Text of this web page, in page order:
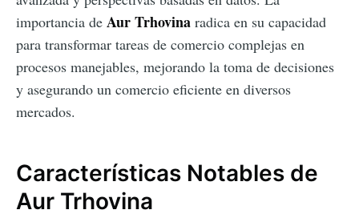
importancia de Aur Trhovina radica en su capacidad
para transformar tareas de comercio complejas en
procesos manejables, mejorando la toma de decisiones
y asegurando un comercio eficiente en diversos
mercados.
Características Notables de
Aur Trhovina